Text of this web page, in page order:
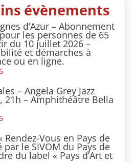
évènements
d’Azur – Abonnement
les personnes de 65
du 10 juillet 2026 –
et démarches à
ou en ligne.
– Angela Grey Jazz
21h – Amphithéâtre Bella
Vous en Pays de
par le SIVOM du Pays de
du label « Pays d’Art et